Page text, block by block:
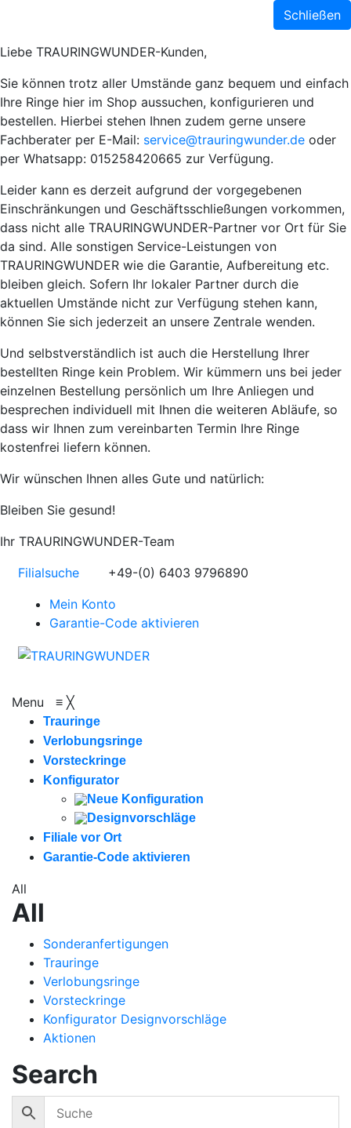
Schließen
Liebe TRAURINGWUNDER-Kunden,
Sie können trotz aller Umstände ganz bequem und einfach
Ihre Ringe hier im Shop aussuchen, konfigurieren und
bestellen. Hierbei stehen Ihnen zudem gerne unsere
Fachberater per E-Mail: service@trauringwunder.de oder
per Whatsapp: 015258420665 zur Verfügung.
Leider kann es derzeit aufgrund der vorgegebenen
Einschränkungen und Geschäftsschließungen vorkommen,
dass nicht alle TRAURINGWUNDER-Partner vor Ort für Sie
da sind. Alle sonstigen Service-Leistungen von
TRAURINGWUNDER wie die Garantie, Aufbereitung etc.
bleiben gleich. Sofern Ihr lokaler Partner durch die
aktuellen Umstände nicht zur Verfügung stehen kann,
können Sie sich jederzeit an unsere Zentrale wenden.
Und selbstverständlich ist auch die Herstellung Ihrer
bestellten Ringe kein Problem. Wir kümmern uns bei jeder
einzelnen Bestellung persönlich um Ihre Anliegen und
besprechen individuell mit Ihnen die weiteren Abläufe, so
dass wir Ihnen zum vereinbarten Termin Ihre Ringe
kostenfrei liefern können.
Wir wünschen Ihnen alles Gute und natürlich:
Bleiben Sie gesund!
Ihr TRAURINGWUNDER-Team
Filialsuche
+49-(0) 6403 9796890
Mein Konto
Garantie-Code aktivieren
Menu ≡ ╳
Trauringe
Verlobungsringe
Vorsteckringe
Konfigurator
Neue Konfiguration
Designvorschläge
Filiale vor Ort
Garantie-Code aktivieren
All
All
Sonderanfertigungen
Trauringe
Verlobungsringe
Vorsteckringe
Konfigurator Designvorschläge
Aktionen
Search